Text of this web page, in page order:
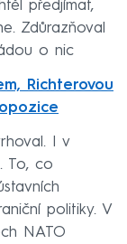
předjímat,
Zdůrazňoval
o nic
Richterovou
I v
To, co
politiky. V
NATO